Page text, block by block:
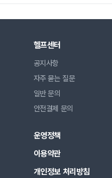
헬프센터
공지사항
자주 묻는 질문
일반 문의
안전결제 문의
운영정책
이용약관
개인정보 처리방침